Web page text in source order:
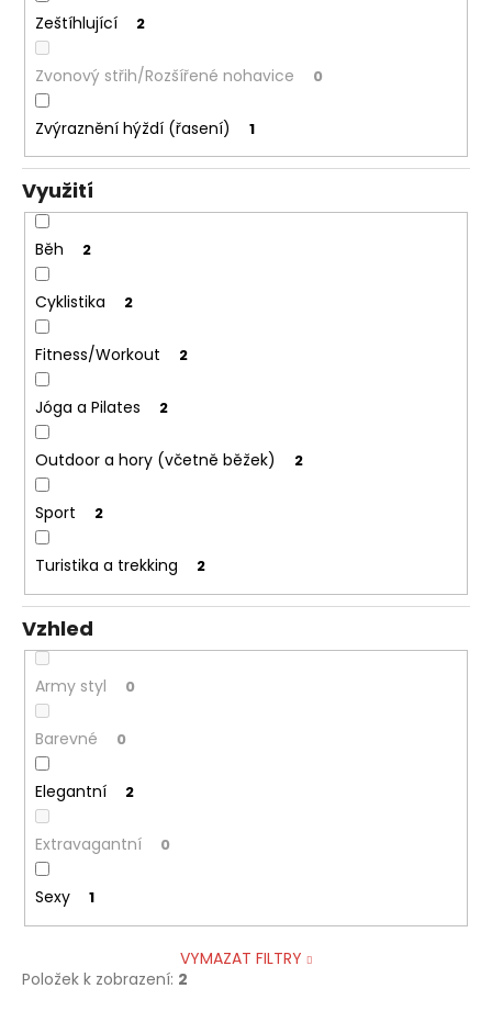
Zeštíhlující 2
Zvonový střih/Rozšířené nohavice 0
Zvýraznění hýždí (řasení) 1
Využití
Běh 2
Cyklistika 2
Fitness/Workout 2
Jóga a Pilates 2
Outdoor a hory (včetně běžek) 2
Sport 2
Turistika a trekking 2
Vzhled
Army styl 0
Barevné 0
Elegantní 2
Extravagantní 0
Sexy 1
VYMAZAT FILTRY
Položek k zobrazení: 2